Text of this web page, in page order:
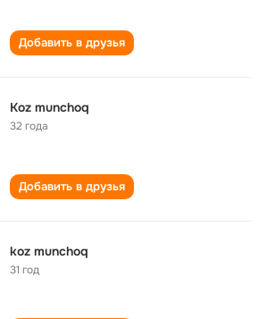
Добавить в друзья
Koz munchoq
32 года
Добавить в друзья
koz munchoq
31 год